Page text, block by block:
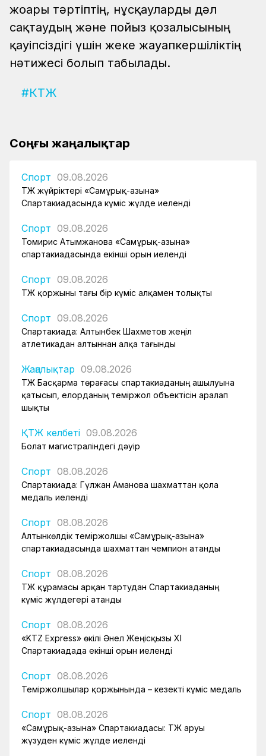
жоғары тәртіптің, нұсқауларды дәл
сақтаудың және пойыз қозғалысының
қауіпсіздігі үшін жеке жауапкершіліктің
нәтижесі болып табылады.
#КТЖ
Соңғы жаңалықтар
Спорт 09.08.2026
ҚТЖ жүйріктері «Самұрық-Қазына»
Спартакиадасында күміс жүлде иеленді
Спорт 09.08.2026
Томирис Атымжанова «Самұрық-Қазына»
спартакиадасында екінші орын иеленді
Спорт 09.08.2026
ҚТЖ қоржыны тағы бір күміс алқамен толықты
Спорт 09.08.2026
Спартакиада: Алтынбек Шахметов жеңіл
атлетикадан алтыннан алқа тағынды
Жаңалықтар 09.08.2026
ҚТЖ Басқарма төрағасы спартакиаданың ашылуына
қатысып, елорданың теміржол объектісін аралап
шықты
ҚТЖ келбеті 09.08.2026
Болат магистраліндегі дәуір
Спорт 08.08.2026
Спартакиада: Гүлжан Аманова шахматтан қола
медаль иеленді
Спорт 08.08.2026
Алтынкөлдік теміржолшы «Самұрық-Қазына»
спартакиадасында шахматтан чемпион атанды
Спорт 08.08.2026
ҚТЖ құрамасы арқан тартудан Спартакиаданың
күміс жүлдегері атанды
Спорт 08.08.2026
«KTZ Express» өкілі Әнел Жеңісқызы XI
Спартакиадада екінші орын иеленді
Спорт 08.08.2026
Теміржолшылар қоржынында – кезекті күміс медаль
Спорт 08.08.2026
«Самұрық-Қазына» Спартакиадасы: ҚТЖ аруы
жүзуден күміс жүлде иеленді